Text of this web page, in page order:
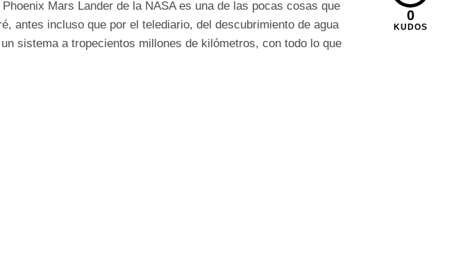
Mars Lander de la NASA es una de las pocas cosas que
antes incluso que por el telediario, del descubrimiento de agua
sistema a tropecientos millones de kilómetros, con todo lo que
0
KUDOS